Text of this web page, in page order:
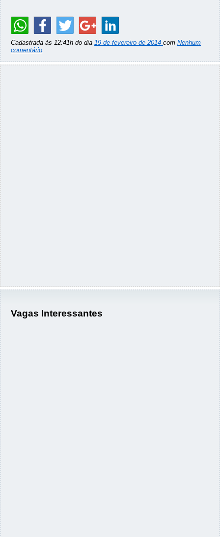
Cadastrada às 12:41h do dia 19 de fevereiro de 2014 com Nenhum
comentário.
Vagas Interessantes